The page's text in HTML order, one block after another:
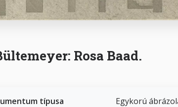
Rosa Baad.
típusa Egykorú